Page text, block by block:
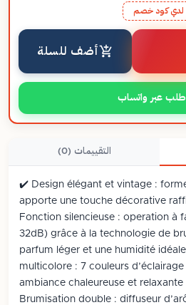
لدي كود خصم
أضف للسلة
اطلب عبر واتساب
التقييمات (0)
✔️ Design élégant et vintage :
apporte une touche décorative
Fonction silencieuse : operation à
32dB) grâce à la technologie de
parfum léger et une humidité
multicolore : 7 couleurs
ambiance chaleureuse et
Brumisation double : diffuseur